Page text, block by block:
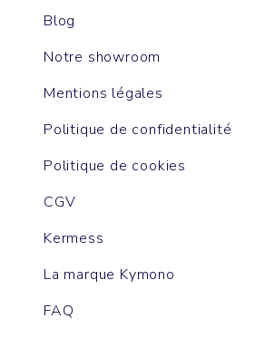
Blog
Notre showroom
Mentions légales
Politique de confidentialité
Politique de cookies
CGV
Kermess
La marque Kymono
FAQ